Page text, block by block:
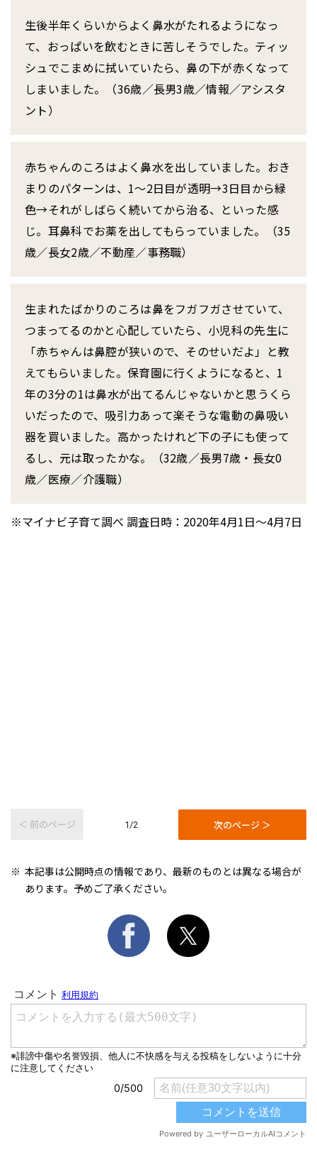
生後半年くらいからよく鼻水がたれるようになっ
て、おっぱいを飲むときに苦しそうでした。ティッ
シュでこまめに拭いていたら、鼻の下が赤くなって
しまいました。（36歳／長男3歳／情報／アシスタ
ント）
赤ちゃんのころはよく鼻水を出していました。おき
まりのパターンは、1〜2日目が透明→3日目から緑
色→それがしばらく続いてから治る、といった感
じ。耳鼻科でお薬を出してもらっていました。（35
歳／長女2歳／不動産／事務職）
生まれたばかりのころは鼻をフガフガさせていて、
つまってるのかと心配していたら、小児科の先生に
「赤ちゃんは鼻腔が狭いので、そのせいだよ」と教
えてもらいました。保育園に行くようになると、1
年の3分の1は鼻水が出てるんじゃないかと思うくら
いだったので、吸引力あって楽そうな電動の鼻吸い
器を買いました。高かったけれど下の子にも使って
るし、元は取ったかな。（32歳／長男7歳・長女0
歳／医療／介護職）
※マイナビ子育て調べ 調査日時：2020年4月1日～4月7日
＜ 前のページ 1/2 次のページ ＞
本記事は公開時点の情報であり、最新のものとは異なる場合が
あります。予めご了承ください。